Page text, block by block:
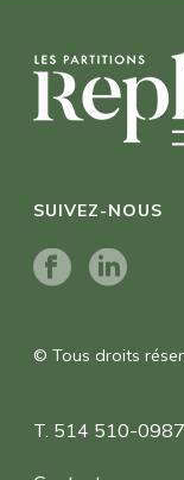
SUIVEZ-NOUS
© Tous droits
T. 514 510-0987